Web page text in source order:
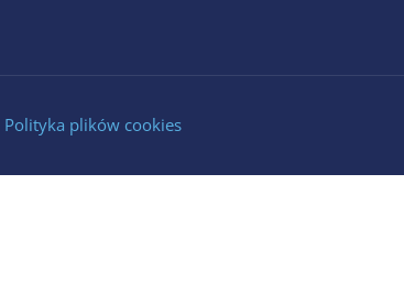
Polityka plików cookies